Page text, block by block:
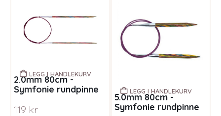
LEGG I HANDLEKURV
2.0mm 80cm -
Symfonie rundpinne
119 kr
LEGG I HANDLEKURV
5.0mm 80cm -
Symfonie rundpinne